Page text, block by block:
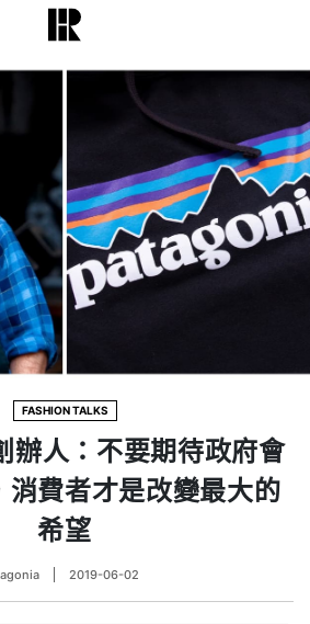
FASHION TALKS
人：不要期待政府會
消費者才是改變最大的
希望
2019-06-02